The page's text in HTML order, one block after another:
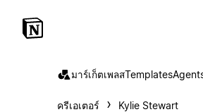
มาร์เก็ตเพลสTemplates
ครีเอเตอร์ Kylie Stewart